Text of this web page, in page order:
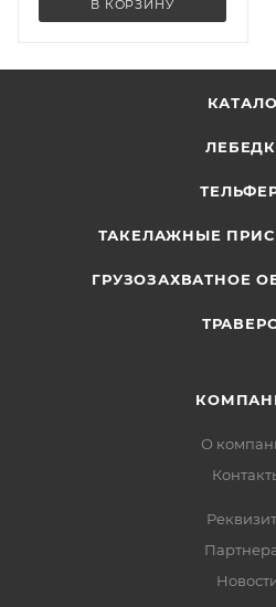
В КОРЗИНУ
ТАКЕЛАЖНЫЕ
ГРУЗОЗАХВАТНОЕ
О